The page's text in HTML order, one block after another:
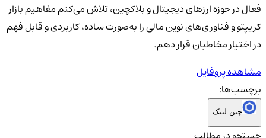
فعال در حوزه ارزهای دیجیتال و بلاکچین، تلاش می‌کنم مفاهیم بازار
کریپتو و فناوری‌های نوین مالی را به‌صورت ساده، کاربردی و قابل فهم
در اختیار مخاطبان قرار دهم.
مشاهده پروفایل
برچسب‌ها:
چین لینک